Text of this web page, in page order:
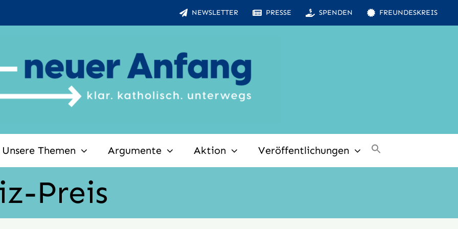
NEWSLETTER PRESSE SPENDEN FREUNDESKREIS
Unsere Themen Argumente Aktion Veröffentlichungen
Preis